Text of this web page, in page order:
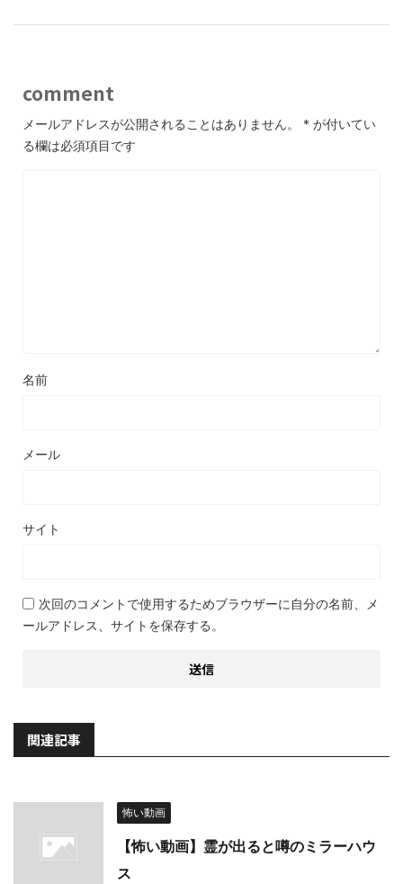
comment
メールアドレスが公開されることはありません。 * が付いてい
る欄は必須項目です
名前
メール
サイト
次回のコメントで使用するためブラウザーに自分の名前、メ
ールアドレス、サイトを保存する。
関連記事
怖い動画
【怖い動画】霊が出ると噂のミラーハウ
ス